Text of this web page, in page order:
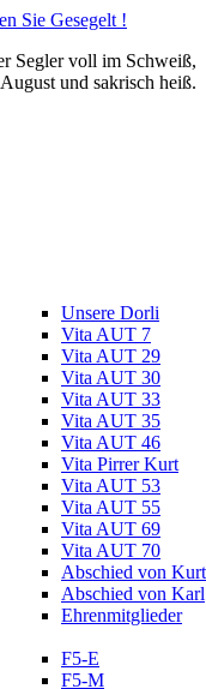
Segler voll im Schweiß,
und sakrisch heiß.
Unsere Dorli
Vita AUT 7
Vita AUT 29
Vita AUT 30
Vita AUT 33
Vita AUT 35
Vita AUT 46
Vita Pirrer Kurt
Vita AUT 53
Vita AUT 55
Vita AUT 69
Vita AUT 70
Abschied von Kurt
Abschied von Karl
Ehrenmitglieder
F5-E
F5-M